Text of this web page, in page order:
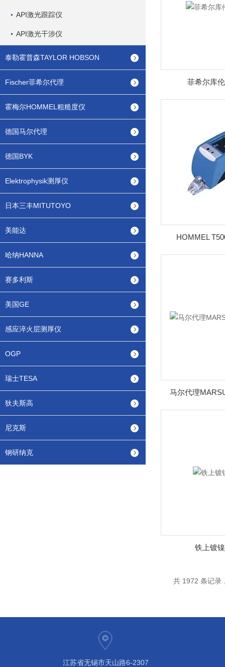
API激光跟踪仪
API激光干涉仪
泰勒霍普森TAYLOR HOBSON
Fischer菲希尔代理
霍梅尔HOMMEL粗糙度仪
德国马尔代理
德国BYK
Elektrophysik测厚仪
日本三丰MITUTOYO
美能达
哈纳HANNA
赛多利斯
美国GE
感应淬火层测厚仪
OGP
瑞士TESA
狄夫斯高
尼克斯
钢研纳克
菲希尔库
HOMMEL
马尔代理
铁上镀
共 1972 条记
江苏省无锡市天山路6-2307